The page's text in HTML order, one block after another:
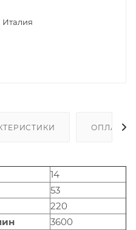
Италия
ОПЛАТА
14
53
220
3600